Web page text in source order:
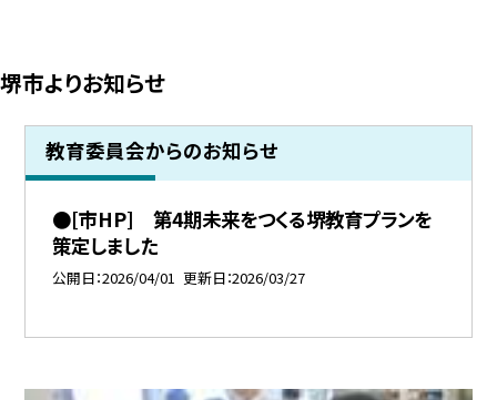
堺市よりお知らせ
教育委員会からのお知らせ
●[市HP] 第4期未来をつくる堺教育プランを
策定しました
公開日 2026/04/01 更新日 2026/03/27